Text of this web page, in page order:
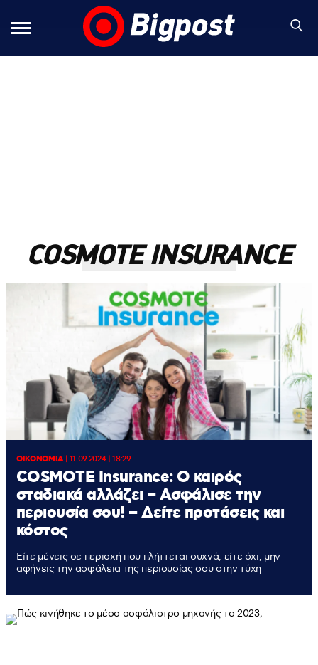
COSMOTE INSURANCE
ΟΙΚΟΝΟΜΙΑ| 11.09.2024 | 18:29
COSMOTE Insurance: Ο καιρός
σταδιακά αλλάζει – Ασφάλισε την
περιουσία σου! – Δείτε προτάσεις και
κόστος
Είτε μένεις σε περιοχή που πλήττεται συχνά, είτε όχι, μην
αφήνεις την ασφάλεια της περιουσίας σου στην τύχη